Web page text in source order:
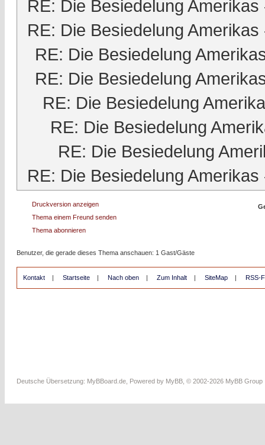
RE: Die Besiedelung Amerikas
RE: Die Besiedelung Amerikas
RE: Die Besiedelung
RE: Die Besiedelung
RE: Die Besiedelung
RE: Die Besiedelung
RE: Die Besiedelung
RE: Die Besiedelung Amerikas
Druckversion anzeigen
Thema einem Freund senden
Thema abonnieren
Benutzer, die gerade dieses Thema anschauen: 1 Gast/Gäste
Kontakt | Startseite | Nach oben | Zum Inhalt | SiteMap | RSS-
Deutsche Übersetzung: MyBBoard.de , Powered by MyBB , © 2002-2026 MyBB Group